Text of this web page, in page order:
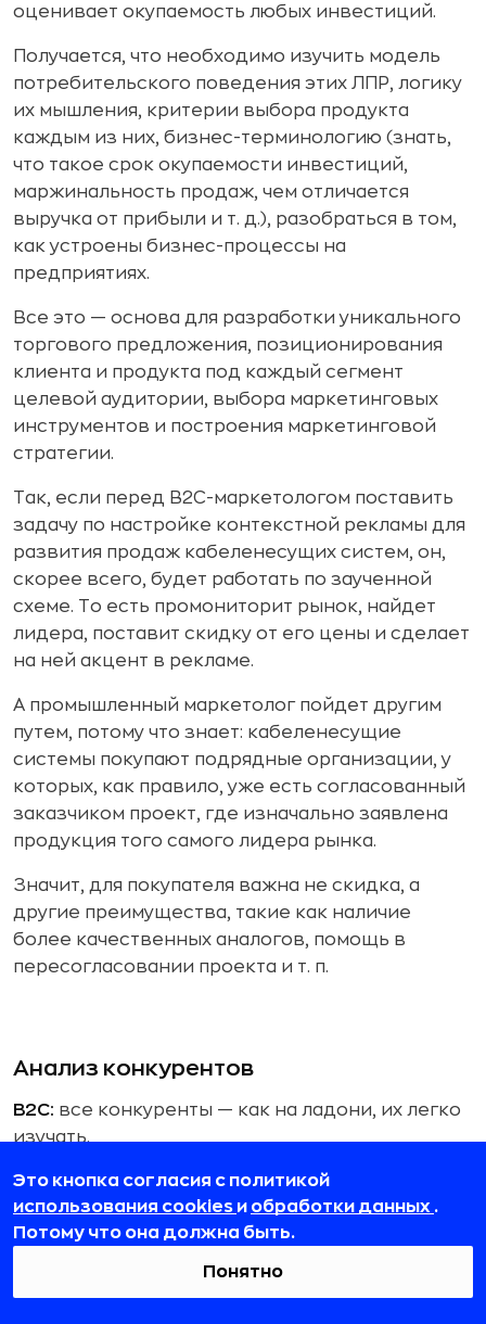
оценивает окупаемость любых инвестиций.
Получается, что необходимо изучить модель
потребительского поведения этих ЛПР, логику
их мышления, критерии выбора продукта
каждым из них, бизнес-терминологию (знать,
что такое срок окупаемости инвестиций,
маржинальность продаж, чем отличается
выручка от прибыли и т. д.), разобраться в том,
как устроены бизнес-процессы на
предприятиях.
Все это — основа для разработки уникального
торгового предложения, позиционирования
клиента и продукта под каждый сегмент
целевой аудитории, выбора маркетинговых
инструментов и построения маркетинговой
стратегии.
Так, если перед B2C-маркетологом поставить
задачу по настройке контекстной рекламы для
развития продаж кабеленесущих систем, он,
скорее всего, будет работать по заученной
схеме. То есть промониторит рынок, найдет
лидера, поставит скидку от его цены и сделает
на ней акцент в рекламе.
А промышленный маркетолог пойдет другим
путем, потому что знает: кабеленесущие
системы покупают подрядные организации, у
которых, как правило, уже есть согласованный
заказчиком проект, где изначально заявлена
продукция того самого лидера рынка.
Значит, для покупателя важна не скидка, а
другие преимущества, такие как наличие
более качественных аналогов, помощь в
пересогласовании проекта и т. п.
Анализ конкурентов
B2C: все конкуренты — как на ладони, их легко
изучать.
Например, если маркетолог собирается
продвигать услуги барбершопа, ему
достаточно составить список конкурентов,
посмотреть их сайты и соцсети и отзывы
Это кнопка согласия с политикой
использования cookies и обработки данных .
Потому что она должна быть.
Понятно